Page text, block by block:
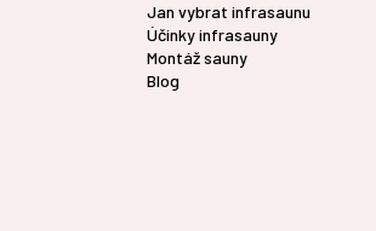
Jan vybrat infrasaunu
Účinky infrasauny
Montáž sauny
Blog